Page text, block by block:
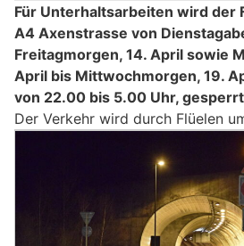
Für Unterhaltsarbeiten wird der
A4 Axenstrasse von
Freitagmorgen, 14. April sowie
April bis Mittwochmorgen, 19.
von 22.00 bis 5.00 Uhr,
Der Verkehr wird durch Flüelen